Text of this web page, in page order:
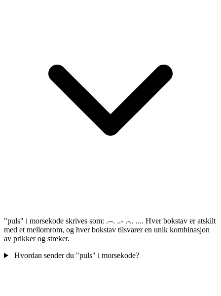
"puls" i morsekode skrives som: .--. ..- .-.. .... Hver bokstav er atskilt
med et mellomrom, og hver bokstav tilsvarer en unik kombinasjon
av prikker og streker.
Hvordan sender du "puls" i morsekode?